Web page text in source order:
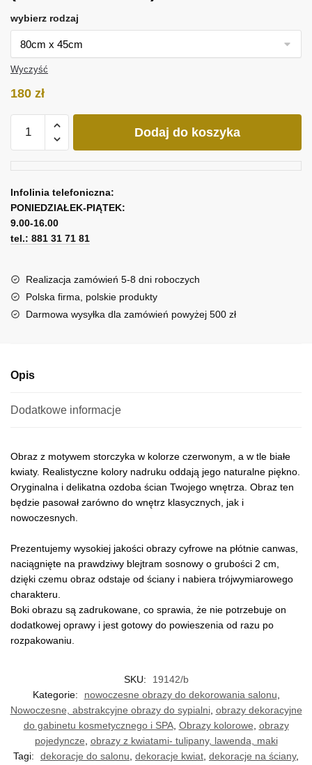
wybierz rodzaj
Wyczyść
180 zł
Obraz
Dodaj do koszyka
Infolinia telefoniczna:
PONIEDZIAŁEK-PIĄTEK:
9.00-16.00
tel.: 881 31 71 81
Realizacja zamówień 5-8 dni roboczych
Polska firma, polskie produkty
Darmowa wysyłka dla zamówień powyżej 500 zł
Opis
Dodatkowe informacje
Obraz z motywem storczyka w kolorze czerwonym, a w tle białe
kwiaty. Realistyczne kolory nadruku oddają jego naturalne piękno.
Oryginalna i delikatna ozdoba ścian Twojego wnętrza. Obraz ten
będzie pasował zarówno do wnętrz klasycznych, jak i
nowoczesnych.
Prezentujemy wysokiej jakości obrazy cyfrowe na płótnie canwas,
naciągnięte na prawdziwy blejtram sosnowy o grubości 2 cm,
dzięki czemu obraz odstaje od ściany i nabiera trójwymiarowego
charakteru.
Boki obrazu są zadrukowane, co sprawia, że nie potrzebuje on
dodatkowej oprawy i jest gotowy do powieszenia od razu po
rozpakowaniu.
SKU:
19142/b
Kategorie:
nowoczesne obrazy do dekorowania salonu
Nowoczesne, abstrakcyjne obrazy do sypialni, obrazy dekoracyjne
do gabinetu kosmetycznego i SPA, Obrazy kolorowe obrazy
pojedyncze obrazy z kwiatami- tulipany, lawenda, maki
Tagi:
dekoracje do salonu dekoracje kwiat dekoracje na ściany,